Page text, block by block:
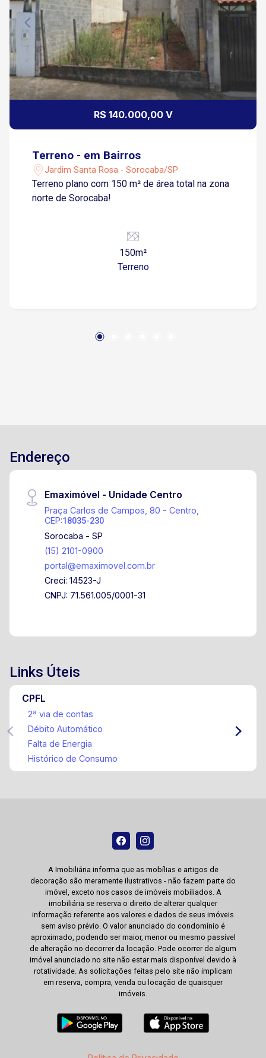
R$ 140.000,00 V
Terreno - em Bairros
Jardim Santa Rosa - Sorocaba/SP
Terreno plano com 150 m² de área total na zona
norte de Sorocaba!
150m²
Terreno
Endereço
Emaximóvel - Unidade Centro
Praça Carlos de Campos, 80 - Centro,
CEP:18035-230
Sorocaba - SP
(15) 2101-0900
portal@emaximovel.com.br
Creci: 14523-J
CNPJ: 71.561.005/0001-31
Links Úteis
CPFL
2ª via de contas
Débito Automático
Falta de Energia
Histórico de Consumo
A Imobiliária informa que as mobílias e artigos de
decoração são meramente ilustrativos - não fazem parte do
imóvel, exceto nos casos de imóveis mobiliados. A
imobiliária se reserva o direito de alterar qualquer
informação referente aos valores e dados de seus imóveis
sem aviso prévio. O valor anunciado do condomínio é
aproximado, podendo ser maior, menor ou mesmo passível
de alteração no decorrer da locação. Pode ocorrer de algum
imóvel anunciado no site não estar mais disponível devido à
rotatividade. As solicitações feitas pelo site não implicam
em reserva, compra, venda ou locação de quaisquer
imóveis.